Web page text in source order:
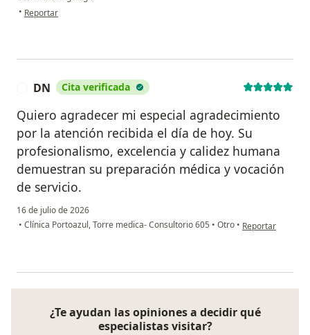
• en opinión del usuario Nury de Del Vecchio
Reportar
DN Cita verificada
Quiero agradecer mi especial agradecimiento
por la atención recibida el día de hoy. Su
profesionalismo, excelencia y calidez humana
demuestran su preparación médica y vocación
de servicio.
16 de julio de 2026
• Clínica Portoazul, Torre medica- Consultorio 605 • Otro • en opinión del
Reportar
¿Te ayudan las opiniones a decidir qué
especialistas visitar?